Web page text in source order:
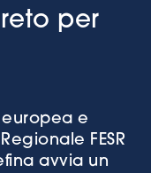
per
europea e
FESR
avvia un